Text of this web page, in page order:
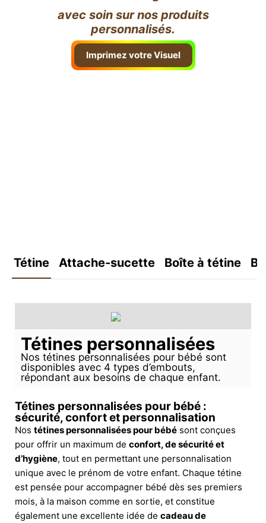
avec soin sur nos produits
personnalisés.
Imprimez votre Visuel
Tétine Attache-sucette Boîte à tétine
Tétines personnalisées
Nos tétines personnalisées pour bébé sont
disponibles avec 4 types d’embouts,
répondant aux besoins de chaque enfant.
Tétines personnalisées pour bébé :
sécurité, confort et personnalisation
Nos tétines personnalisées pour bébé sont conçues
pour offrir un maximum de confort, de sécurité et
d’hygiène, tout en permettant une personnalisation
unique avec le prénom de votre enfant. Chaque tétine
est pensée pour accompagner bébé dès ses premiers
mois, à la maison comme en sortie, et constitue
également une excellente idée de cadeau de